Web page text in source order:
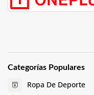
Categorías Populares
Ropa De Deporte